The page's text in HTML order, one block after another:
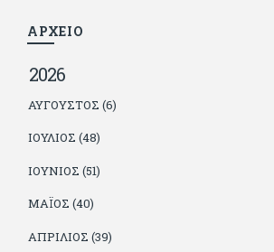
ΑΡΧΕΙΟ
2026
ΑΎΓΟΥΣΤΟΣ (6)
ΙΟΎΛΙΟΣ (48)
ΙΟΎΝΙΟΣ (51)
ΜΆΙΟΣ (40)
ΑΠΡΊΛΙΟΣ (39)